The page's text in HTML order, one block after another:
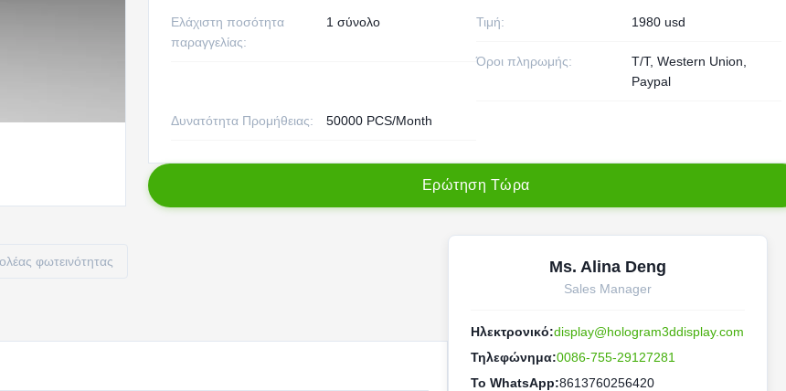
Ελάχιστη ποσότητα
παραγγελίας:
1 σύνολο Τιμή: 1980 usd
Όροι πληρωμής:
T/T, Western Union,
Paypal
Δυνατότητα Προμήθειας: 50000 PCS/Month
Ερώτηση Τώρα
φωτεινότητας Ms. Alina Deng
Sales Manager
Ηλεκτρονικό:display@hologram3ddisplay.com
Τηλεφώνημα:0086-755-29127281
Το WhatsApp:8613760256420